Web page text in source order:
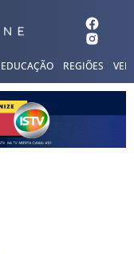
EDUCAÇÃO REGIÕES